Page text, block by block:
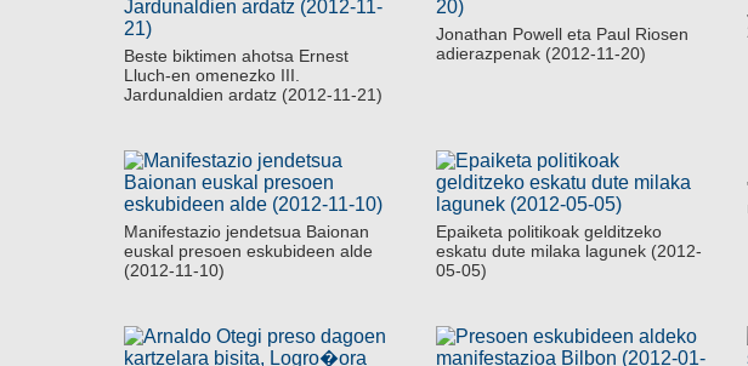
Beste biktimen ahotsa Ernest
Lluch-en omenezko III.
Jardunaldien ardatz (2012-11-21)
Jonathan Powell eta Paul Riosen
adierazpenak (2012-11-20)
Manifestazio jendetsua Baionan
euskal presoen eskubideen alde
(2012-11-10)
Epaiketa politikoak gelditzeko
eskatu dute milaka lagunek (2012-
05-05)